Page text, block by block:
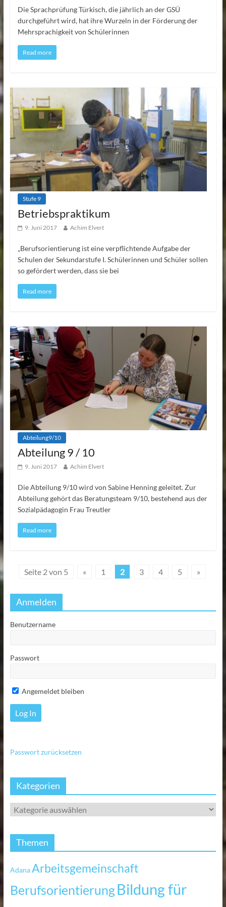
Die Sprachprüfung Türkisch, die jährlich an der GSÜ
durchgeführt wird, hat ihre Wurzeln in der Förderung der
Mehrsprachigkeit von Schülerinnen
Read more
Stufe 9
Betriebspraktikum
9. Juni 2017 Achim Elvert
„Berufsorientierung ist eine verpflichtende Aufgabe der
Schulen der Sekundarstufe I. Schülerinnen und Schüler sollen
so gefördert werden, dass sie bei
Read more
Abteilung9/10
Abteilung 9 / 10
9. Juni 2017 Achim Elvert
Die Abteilung 9/10 wird von Sabine Henning geleitet. Zur
Abteilung gehört das Beratungsteam 9/10, bestehend aus der
Sozialpädagogin Frau Treutler
Read more
Seite 2 von 5 « 1 2 3 4 5 »
Anmelden
Benutzername
Passwort
Angemeldet bleiben
Passwort zurücksetzen
Kategorien
Themen
AdanaArbeitsgemeinschaft
BerufsorientierungBildung für